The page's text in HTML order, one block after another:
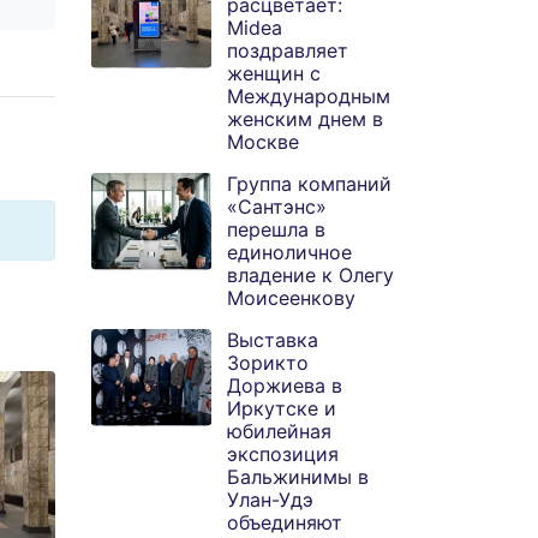
расцветает:
Midea
поздравляет
женщин с
Международным
женским днем в
Москве
Группа компаний
«Сантэнс»
перешла в
единоличное
владение к Олегу
Моисеенкову
Выставка
Зорикто
Доржиева в
Иркутске и
юбилейная
экспозиция
Бальжинимы в
Улан-Удэ
объединяют